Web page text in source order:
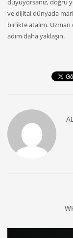
duyuyorsanız, doğru
ve dijital dünyada
birlikte atalım.
adım daha yaklaşın.